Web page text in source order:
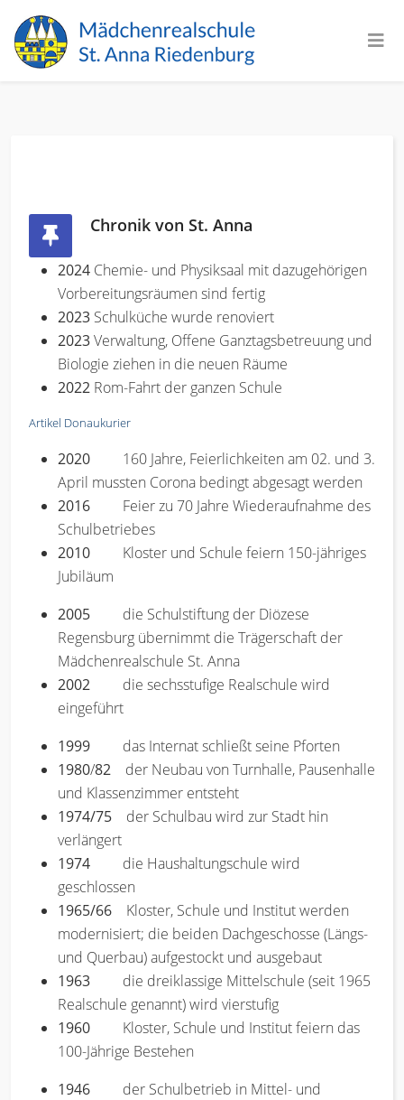
Chronik von St. Anna
2024 Chemie- und Physiksaal mit dazugehörigen
Vorbereitungsräumen sind fertig
2023 Schulküche wurde renoviert
2023Verwaltung, Offene Ganztagsbetreuung und
Biologie ziehen in die neuen Räume
2022 Rom-Fahrt der ganzen Schule
Artikel Donaukurier
2020
160 Jahre, Feierlichkeiten am 02. und 3.
April mussten Corona bedingt abgesagt werden
2016 Feier zu 70 Jahre Wiederaufnahme des
Schulbetriebes
2010 Kloster und Schule feiern 150-jähriges
Jubiläum
2005 die Schulstiftung der Diözese
Regensburg übernimmt die Trägerschaft der
Mädchenrealschule St. Anna
2002 die sechsstufige Realschule wird
eingeführt
1999 das Internat schließt seine Pforten
1980/82 der Neubau von Turnhalle, Pausenhalle
und Klassenzimmer entsteht
1974/75 der Schulbau wird zur Stadt hin
verlängert
1974 die Haushaltungschule wird
geschlossen
1965/66 Kloster, Schule und Institut werden
modernisiert; die beiden Dachgeschosse (Längs-
und Querbau) aufgestockt und ausgebaut
1963 die dreiklassige Mittelschule (seit 1965
Realschule genannt) wird vierstufig
1960 Kloster, Schule und Institut feiern das
100-Jährige Bestehen
1946 der Schulbetrieb in Mittel- und